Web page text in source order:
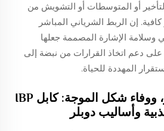
أو المتوسطات أو التشويش من
إن الربط الشرياني المباشر
وسلامة الإشارة المصممة جعلها
على دعم اتخاذ القرارات من نبضة إلى
المهددة للحياة.
الدقة، زمن التأخير، ووفاء شكل الموجة: كابل IBP
وأساليب دوبلر